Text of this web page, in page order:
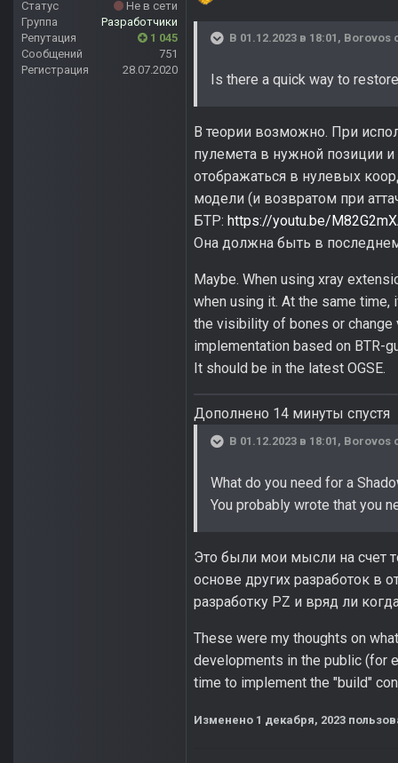
Статус
Не в сети
Группа
Разработчики
Репутация
1 045
Сообщений
751
Регистрация
28.07.2020
В 01.12.2023 в 18:01, Borovos
Is there a quick way to
В теории возможно. При
пулемета в нужной позиции
отображаться в нулевых
модели (и возвратом при
БТР: https://youtu.be/
Она должна быть в последнем
Maybe. When using xray
when using it. At the same
the visibility of bones or change
implementation based on BTR-
It should be in the latest OGSE.
Дополнено 14 минуты спустя
В 01.12.2023 в 18:01, Borovos
What do you need for a
You probably wrote that you
Это были мои мысли на счет
основе других разработок в
разработку PZ и вряд ли
These were my thoughts on
developments in the public (for
time to implement the "build"
Изменено 1 декабря, 2023